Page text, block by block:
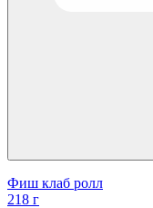
Фиш клаб ролл
218 г